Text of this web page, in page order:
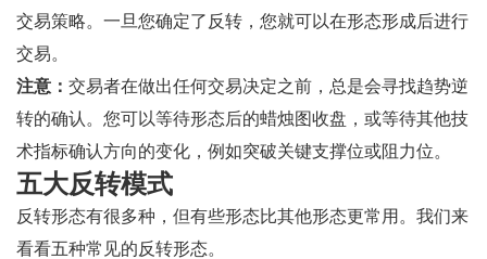
交易策略。一旦您确定了反转，您就可以在形态形成后进行
交易。
注意： 交易者在做出任何交易决定之前，总是会寻找趋势逆
转的确认。您可以等待形态后的蜡烛图收盘，或等待其他技
术指标确认方向的变化，例如突破关键支撑位或阻力位。
五大反转模式
反转形态有很多种，但有些形态比其他形态更常用。我们来
看看五种常见的反转形态。